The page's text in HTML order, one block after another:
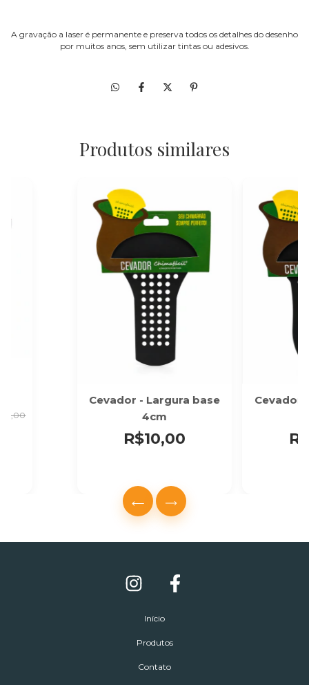
A gravação a laser é permanente e preserva todos os detalhes do desenho
por muitos anos, sem utilizar tintas ou adesivos.
Produtos similares
Cevador - Largura base
4cm
R$10,00
Cevador
Início
Produtos
Contato